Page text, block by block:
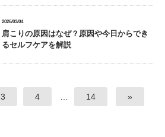
2026/03/04
肩こりの原因はなぜ？原因や今日からでき
るセルフケアを解説
3 4 14 »